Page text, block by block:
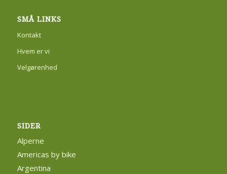
SMÅ LINKS
Kontakt
Hvem er vi
Velgørenhed
SIDER
Alperne
Americas by bike
Argentina